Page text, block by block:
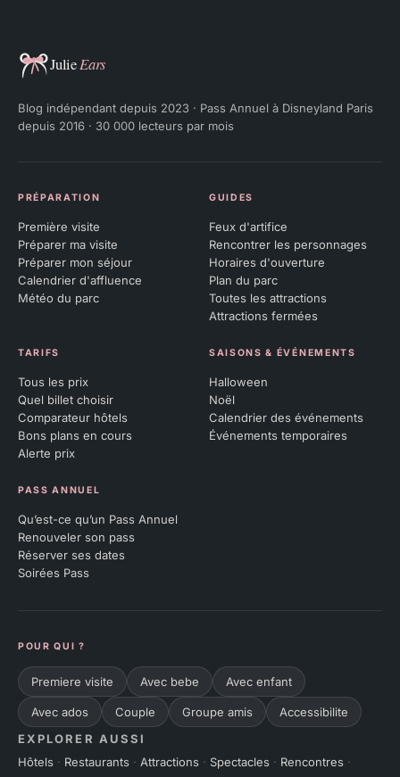
Julie Ears
Blog indépendant depuis 2023 · Pass Annuel à Disneyland Paris
depuis 2016 · 30 000 lecteurs par mois
PRÉPARATION
Première visite
Préparer ma visite
Préparer mon séjour
Calendrier d'affluence
Météo du parc
GUIDES
Feux d'artifice
Rencontrer les personnages
Horaires d'ouverture
Plan du parc
Toutes les attractions
Attractions fermées
TARIFS
Tous les prix
Quel billet choisir
Comparateur hôtels
Bons plans en cours
Alerte prix
SAISONS & ÉVÉNEMENTS
Halloween
Noël
Calendrier des événements
Événements temporaires
PASS ANNUEL
Qu’est-ce qu’un Pass Annuel
Renouveler son pass
Réserver ses dates
Soirées Pass
POUR QUI ?
Premiere visite Avec bebe Avec enfant
Avec ados Couple Groupe amis
Accessibilite
EXPLORER AUSSI
Hôtels · Restaurants · Attractions · Spectacles · Rencontres ·